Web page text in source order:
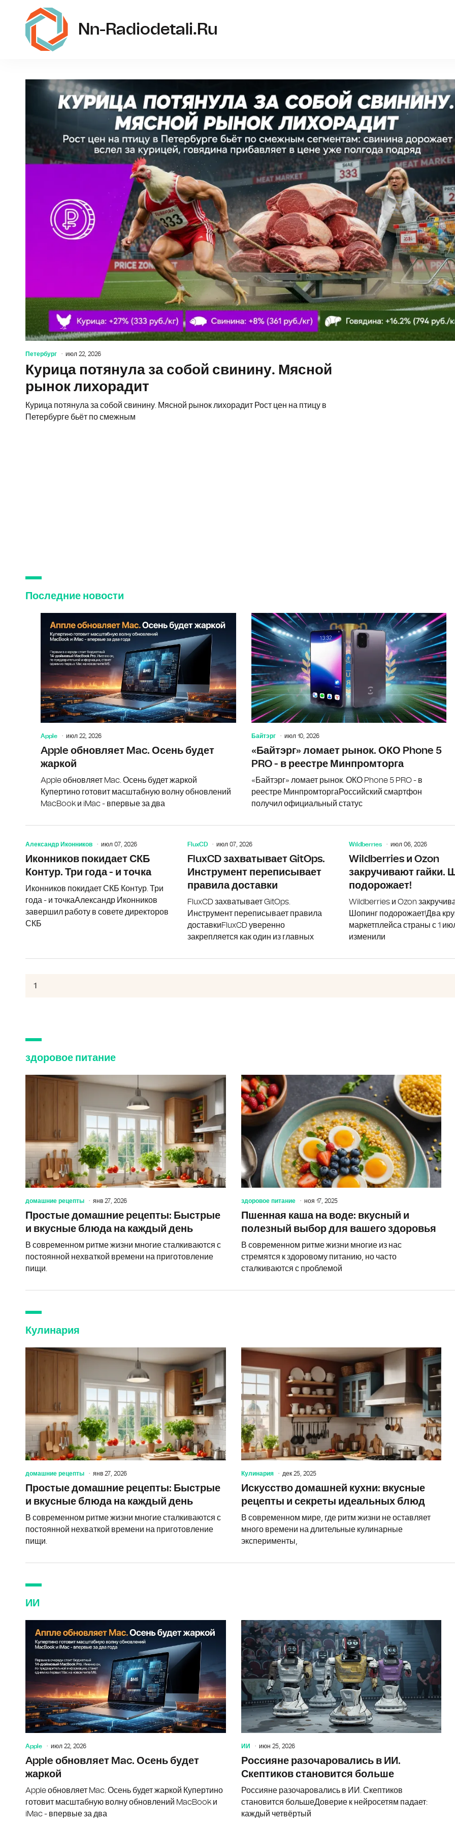
Nn-Radiodetali.ru
Петербург июл 22, 2026
Курица потянула за собой свинину. Мясной
рынок лихорадит
Курица потянула за собой свинину. Мясной рынок лихорадит Рост цен на птицу в
Петербурге бьёт по смежным
Последние новости
Apple июл 22, 2026
Apple обновляет Mac. Осень будет
жаркой
Apple обновляет Mac. Осень будет жаркой
Купертино готовит масштабную волну обновлений
MacBook и iMac - впервые за два
Apple
Байтэрг июл 10, 2026
«Байтэрг» ломает рынок. ОКО Phone 5
PRO - в реестре Минпромторга
«Байтэрг» ломает рынок. ОКО Phone 5 PRO - в
реестре МинпромторгаРоссийский смартфон
получил официальный статус
Александр Иконников июл 07, 2026
Иконников покидает СКБ
Контур. Три года - и точка
Иконников покидает СКБ Контур. Три
года - и точкаАлександр Иконников
завершил работу в совете директоров
СКБ
Иконников покидает СКБ Контур. Три
FluxCD июл 07, 2026
FluxCD захватывает GitOps.
Инструмент переписывает
правила доставки
FluxCD захватывает GitOps.
Инструмент переписывает правила
доставкиFluxCD уверенно
закрепляется как один из главных
Wildberries июл 06, 2026
Wildberries и Ozon
закручивают гайки.
подорожает!
Wildberries и Ozon
Шопинг подорожает!Два
маркетплейса страны с 1
изменили
здоровое питание
домашние рецепты янв 27, 2026
Простые домашние рецепты: Быстрые
и вкусные блюда на каждый день
В современном ритме жизни многие сталкиваются с
постоянной нехваткой времени на приготовление
пищи.
здоровое питание ноя 17, 2025
Пшенная каша на воде: вкусный и
полезный выбор для вашего здоровья
В современном ритме жизни многие из нас
стремятся к здоровому питанию, но часто
сталкиваются с проблемой
Кулинария
домашние рецепты янв 27, 2026
Простые домашние рецепты: Быстрые
и вкусные блюда на каждый день
В современном ритме жизни многие сталкиваются с
постоянной нехваткой времени на приготовление
пищи.
Кулинария дек 25, 2025
Искусство домашней кухни: вкусные
рецепты и секреты идеальных блюд
В современном мире, где ритм жизни не оставляет
много времени на длительные кулинарные
эксперименты,
ИИ
Apple июл 22, 2026
Apple обновляет Mac. Осень будет
жаркой
Apple обновляет Mac. Осень будет жаркой Купертино
готовит масштабную волну обновлений MacBook и
iMac - впервые за два
Apple
ИИ июн 25, 2026
Россияне разочаровались в ИИ.
Скептиков становится больше
Россияне разочаровались в ИИ. Скептиков
становится большеДоверие к нейросетям падает:
каждый четвёртый